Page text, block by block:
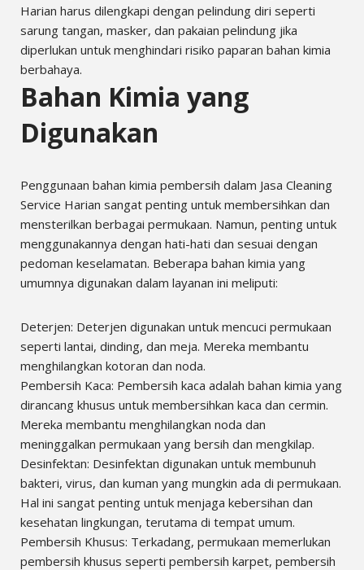
Harian harus dilengkapi dengan pelindung diri seperti
sarung tangan, masker, dan pakaian pelindung jika
diperlukan untuk menghindari risiko paparan bahan kimia
berbahaya.
Bahan Kimia yang
Digunakan
Penggunaan bahan kimia pembersih dalam Jasa Cleaning
Service Harian sangat penting untuk membersihkan dan
mensterilkan berbagai permukaan. Namun, penting untuk
menggunakannya dengan hati-hati dan sesuai dengan
pedoman keselamatan. Beberapa bahan kimia yang
umumnya digunakan dalam layanan ini meliputi:
Deterjen: Deterjen digunakan untuk mencuci permukaan
seperti lantai, dinding, dan meja. Mereka membantu
menghilangkan kotoran dan noda.
Pembersih Kaca: Pembersih kaca adalah bahan kimia yang
dirancang khusus untuk membersihkan kaca dan cermin.
Mereka membantu menghilangkan noda dan
meninggalkan permukaan yang bersih dan mengkilap.
Desinfektan: Desinfektan digunakan untuk membunuh
bakteri, virus, dan kuman yang mungkin ada di permukaan.
Hal ini sangat penting untuk menjaga kebersihan dan
kesehatan lingkungan, terutama di tempat umum.
Pembersih Khusus: Terkadang, permukaan memerlukan
pembersih khusus seperti pembersih karpet, pembersih